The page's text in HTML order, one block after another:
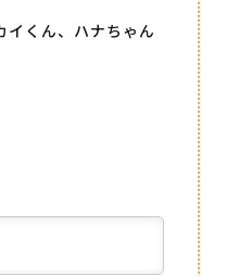
イくん、ハナちゃん